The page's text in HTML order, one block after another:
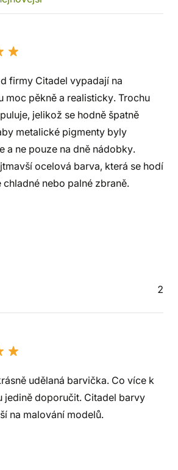
firmy Citadel vypadají na
moc pěkně a realisticky. Trochu
jelikož se hodně špatně
metalické pigmenty byly
a ne pouze na dně nádobky.
ocelová barva, která se hodí
chladné nebo palné zbraně.
2
udělaná barvička. Co více k
jedině doporučit. Citadel barvy
na malování modelů.